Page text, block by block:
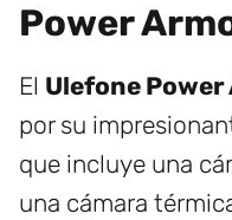
Power
El Ulefone Power
por su
que incluye una
una cámara